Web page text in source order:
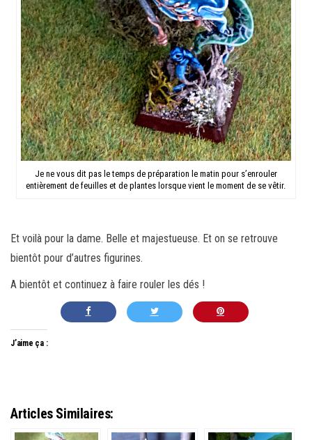
Je ne vous dit pas le temps de préparation le matin pour s’enrouler
entièrement de feuilles et de plantes lorsque vient le moment de se vêtir.
Et voilà pour la dame. Belle et majestueuse. Et on se retrouve
bientôt pour d’autres figurines.
A bientôt et continuez à faire rouler les dés !
J’aime ça :
Articles Similaires: